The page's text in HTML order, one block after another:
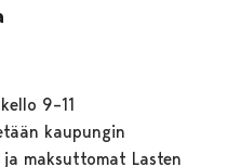
9–11
kaupungin
maksuttomat Lasten